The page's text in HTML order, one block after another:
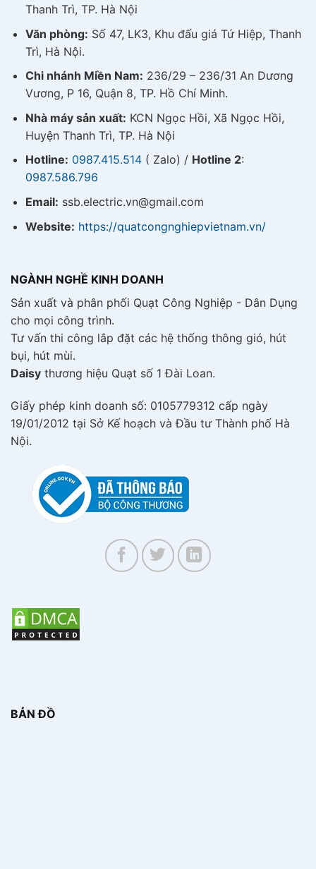
Thanh Trì, TP. Hà Nội
Văn phòng: Số 47, LK3, Khu đấu giá Tứ Hiệp, Thanh
Trì, Hà Nội.
Chi nhánh Miền Nam: 236/29 – 236/31 An Dương
Vương, P 16, Quận 8, TP. Hồ Chí Minh.
Nhà máy sản xuất: KCN Ngọc Hồi, Xã Ngọc Hồi,
Huyện Thanh Trì, TP. Hà Nội
Hotline: 0987.415.514( Zalo) / Hotline 2:
0987.586.796
Email: ssb.electric.vn@gmail.com
Website: https://quatcongnghiepvietnam.vn/
NGÀNH NGHỀ KINH DOANH
Sản xuất và phân phối Quạt Công Nghiệp - Dân Dụng
cho mọi công trình.
Tư vấn thi công lắp đặt các hệ thống thông gió, hút
bụi, hút mùi.
Daisy thương hiệu Quạt số 1 Đài Loan.
Giấy phép kinh doanh số: 0105779312 cấp ngày
19/01/2012 tại Sở Kế hoạch và Đầu tư Thành phố Hà
Nội.
BẢN ĐỒ